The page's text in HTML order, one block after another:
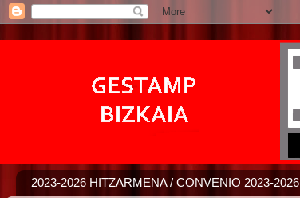
2023-2026 HITZARMENA / CONVENIO 2023-2026